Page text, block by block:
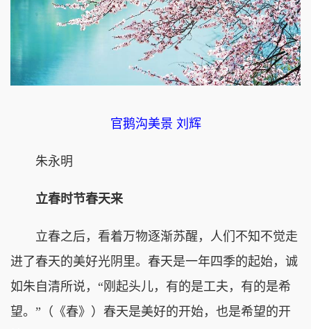
官鹅沟美景 刘辉
朱永明
立春时节春天来
立春之后，看着万物逐渐苏醒，人们不知不觉走
进了春天的美好光阴里。春天是一年四季的起始，诚
如朱自清所说，“刚起头儿，有的是工夫，有的是希
望。”（《春》）春天是美好的开始，也是希望的开